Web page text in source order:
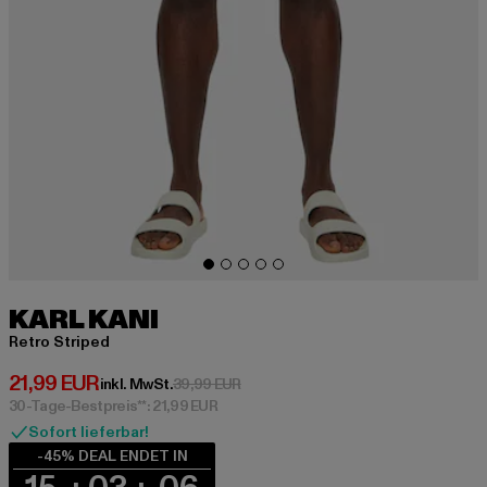
KARL KANI
Retro Striped
21,99 EUR
Derzeitiger Preis: 21,99 EUR
inkl. MwSt.39,99 EURAktionspreis: 39,99 EUR
30-Tage-Bestpreis**: 21,99 EUR
Sofort lieferbar!
-45% DEAL ENDET IN